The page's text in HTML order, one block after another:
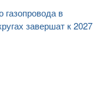
газопровода в
завершат к 2027